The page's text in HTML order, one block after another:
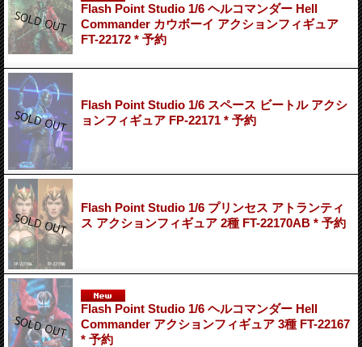
Flash Point Studio 1/6 ヘルコマンダー Hell
Commander カウボーイ アクションフィギュア
FT-22172 * 予約
Flash Point Studio 1/6 スペース ビートル アクシ
ョンフィギュア FP-22171 * 予約
Flash Point Studio 1/6 プリンセス アトランティ
ス アクションフィギュア 2種 FT-22170AB * 予約
Flash Point Studio 1/6 ヘルコマンダー Hell
Commander アクションフィギュア 3種 FT-22167
* 予約